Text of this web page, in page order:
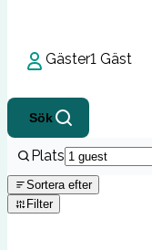
Gäster1 Gäst
Sök
Plats
Sortera efter
Filter